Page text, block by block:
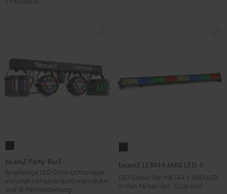
Party-
Bar2
Schwarz
beamZ Party-Bar2
Spielfertige LED-DMX-Lichtanlage
inklusive höhenverstellbarem Stativ
und IR-Fernbedienung
LED-
beamZ LCB144 MKII LED-Bar
LED Colour Bar mit 144 x SMD-LED
in den Farben Rot, Grün und Blau